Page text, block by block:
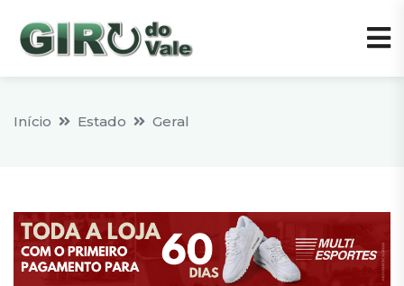
Início Estado Geral